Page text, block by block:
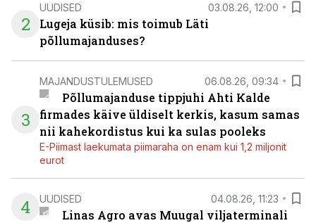
2
UUDISED 03.08.26, 12:00
Lugeja küsib: mis toimub Läti
põllumajanduses?
3
MAJANDUSTULEMUSED 06.08.26, 09:34
Põllumajanduse tippjuhi Ahti Kalde
firmades käive üldiselt kerkis, kasum samas
nii kahekordistus kui ka sulas pooleks
E-Piimast laekumata piimaraha on enam kui 1,2 miljonit
eurot
4 UUDISED 04.08.26, 11:23
Linas Agro avas Muugal viljaterminali